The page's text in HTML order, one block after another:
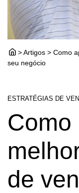
> Artigos > Como
seu negócio
ESTRATÉGIAS DE
Como
de